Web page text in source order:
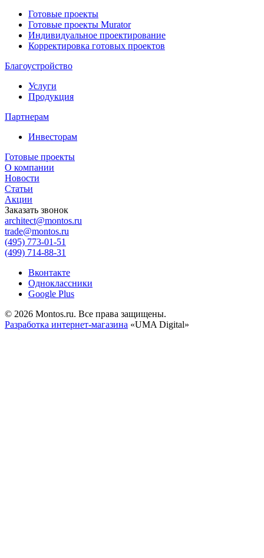
Готовые проекты
Готовые проекты Murator
Индивидуальное проектирование
Корректировка готовых проектов
Благоустройство
Услуги
Продукция
Партнерам
Инвесторам
Готовые проекты
О компании
Новости
Статьи
Акции
Заказать звонок
architect@montos.ru
trade@montos.ru
(495) 773-01-51
(499) 714-88-31
Вконтакте
Одноклассники
Google Plus
© 2026 Montos.ru. Все права защищены.
Разработка интернет-магазина «UMA Digital»